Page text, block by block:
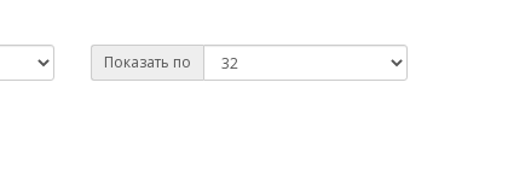
Показать по